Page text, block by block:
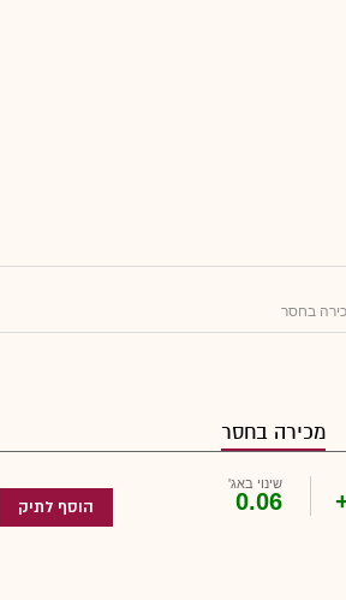
בחסר
מכירה בחסר
שינוי באג'
0.06 הוסף לתיק